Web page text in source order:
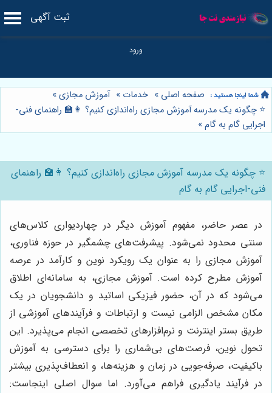
ثبت آگهی
صفحه اصلی » خدمات » آموزش مجازی»
⭐️ چگونه یک مدرسه آموزش مجازی راه‌اندازی کنیم؟ 👩‍🏫 راهنمای فنی-
اجرایی گام به گام»
⭐️ چگونه یک مدرسه آموزش مجازی راه‌اندازی کنیم؟ 👩‍🏫 راهنمای
فنی-اجرایی گام به گام
در عصر حاضر، مفهوم آموزش دیگر در چهاردیواری کلاس‌های
سنتی محدود نمی‌شود. پیشرفت‌های چشمگیر در حوزه فناوری،
آموزش مجازی را به عنوان یک رویکرد نوین و کارآمد در عرصه
آموزش مطرح کرده است. آموزش مجازی، به سامانه‌ای اطلاق
می‌شود که در آن، حضور فیزیکی اساتید و دانشجویان در یک
مکان مشخص الزامی نیست و ارتباطات و فرآیندهای آموزشی از
طریق بستر اینترنت و نرم‌افزارهای تخصصی انجام می‌پذیرد. این
تحول نوین، فرصت‌های بی‌شماری را برای دسترسی به آموزش
باکیفیت، صرفه‌جویی در زمان و هزینه‌ها، و انعطاف‌پذیری بیشتر
در فرآیند یادگیری فراهم می‌آورد. اما سوال اصلی اینجاست: